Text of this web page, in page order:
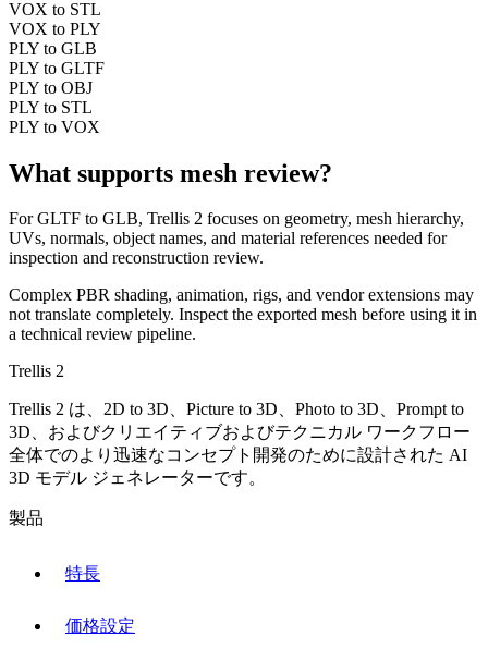
VOX to STL
VOX to PLY
PLY to GLB
PLY to GLTF
PLY to OBJ
PLY to STL
PLY to VOX
What supports mesh review?
ForGLTF to GLB, Trellis 2 focuses on geometry, mesh hierarchy,
UVs, normals, object names, and material references needed for
inspection and reconstruction review.
Complex PBR shading, animation, rigs, and vendor extensions may
not translate completely. Inspect the exported mesh before using it in
a technical review pipeline.
Trellis 2
Trellis 2 は、2D to 3D、Picture to 3D、Photo to 3D、Prompt to
3D、およびクリエイティブおよびテクニカル ワークフロー
全体でのより迅速なコンセプト開発のために設計された AI
3D モデル ジェネレーターです。
製品
特長
価格設定